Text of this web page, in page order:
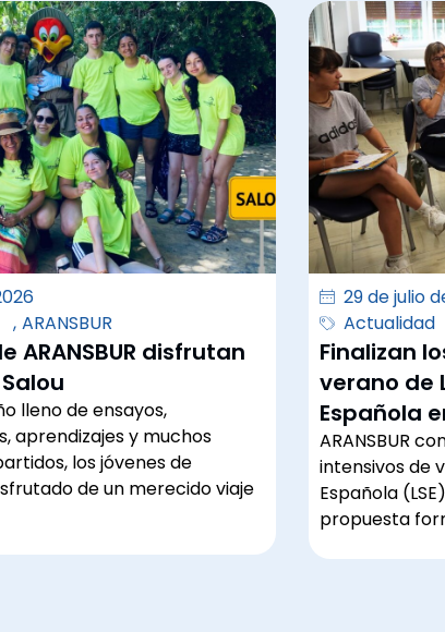
, ARANSBUR
ARANSBUR disfrutan
lleno de ensayos,
aprendizajes y muchos
los jóvenes de
de un merecido viaje
29 de julio
Actualidad
Finalizan
verano de
Española
ARANSBUR
intensivos de
Española
propuesta